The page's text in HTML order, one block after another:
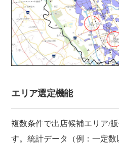
エリア選定機能
複数条件で出店候補エリア/
す。統計データ（例：一定